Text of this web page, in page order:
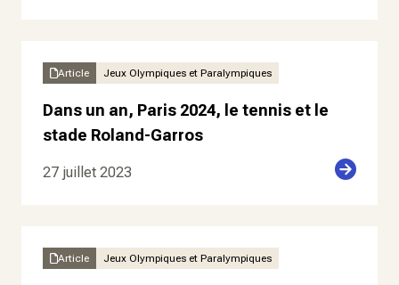
Article Jeux Olympiques et Paralympiques
Dans un an, Paris 2024, le tennis et le
stade Roland-Garros
27 juillet 2023
Article Jeux Olympiques et Paralympiques